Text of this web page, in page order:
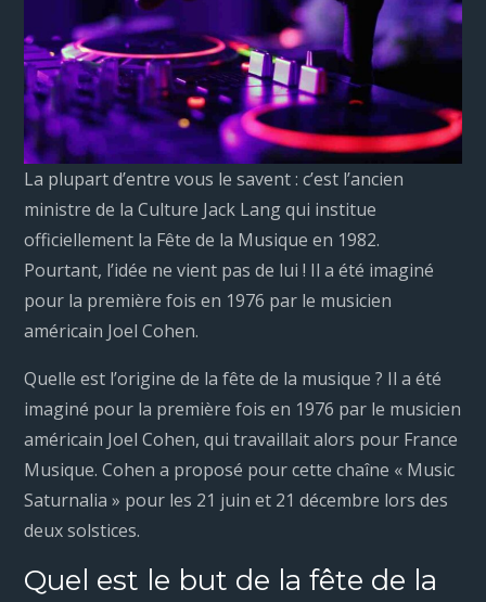
La plupart d’entre vous le savent : c’est l’ancien
ministre de la Culture Jack Lang qui institue
officiellement la Fête de la Musique en 1982.
Pourtant, l’idée ne vient pas de lui ! Il a été imaginé
pour la première fois en 1976 par le musicien
américain Joel Cohen.
Quelle est l’origine de la fête de la musique ? Il a été
imaginé pour la première fois en 1976 par le musicien
américain Joel Cohen, qui travaillait alors pour France
Musique. Cohen a proposé pour cette chaîne « Music
Saturnalia » pour les 21 juin et 21 décembre lors des
deux solstices.
Quel est le but de la fête de la